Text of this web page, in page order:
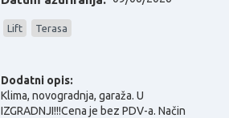
Lift Terasa
Dodatni opis:
Klima, novogradnja, garaža. U
IZGRADNJI!!!Cena je bez PDV-a. Način